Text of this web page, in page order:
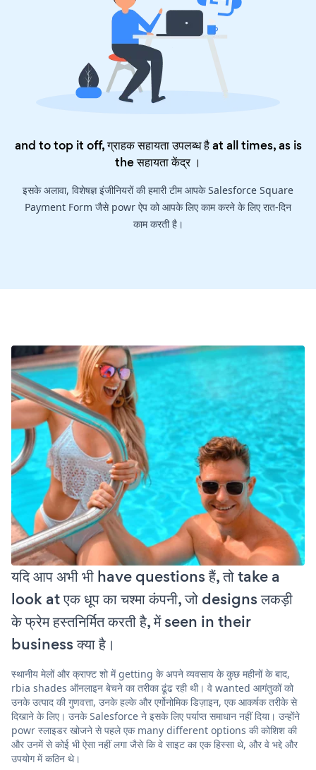
and to top it off, ग्राहक सहायता उपलब्ध है at all times, as is
theसहायता केंद्र।
इसके अलावा, विशेषज्ञ इंजीनियरों की हमारी टीम आपके Salesforce Square
Payment Form जैसे powr ऐप को आपके लिए काम करने के लिए रात-दिन
काम करती है।
यदि आप अभी भी have questions हैं, तो take a
look at एक धूप का चश्मा कंपनी, जो designs लकड़ी
के फ्रेम हस्तनिर्मित करती है, में seen in their
business क्या है।
स्थानीय मेलों और क्राफ्ट शो में getting के अपने व्यवसाय के कुछ महीनों के बाद,
rbia shades ऑनलाइन बेचने का तरीका ढूंढ रही थी। वे wanted आगंतुकों को
उनके उत्पाद की गुणवत्ता, उनके हल्के और एर्गोनोमिक डिज़ाइन, एक आकर्षक तरीके से
दिखाने के लिए। उनके Salesforce ने इसके लिए पर्याप्त समाधान नहीं दिया। उन्होंने
powr स्लाइडर खोजने से पहले एक many different options की कोशिश की
और उनमें से कोई भी ऐसा नहीं लगा जैसे कि वे साइट का एक हिस्सा थे, और वे भद्दे और
उपयोग में कठिन थे।